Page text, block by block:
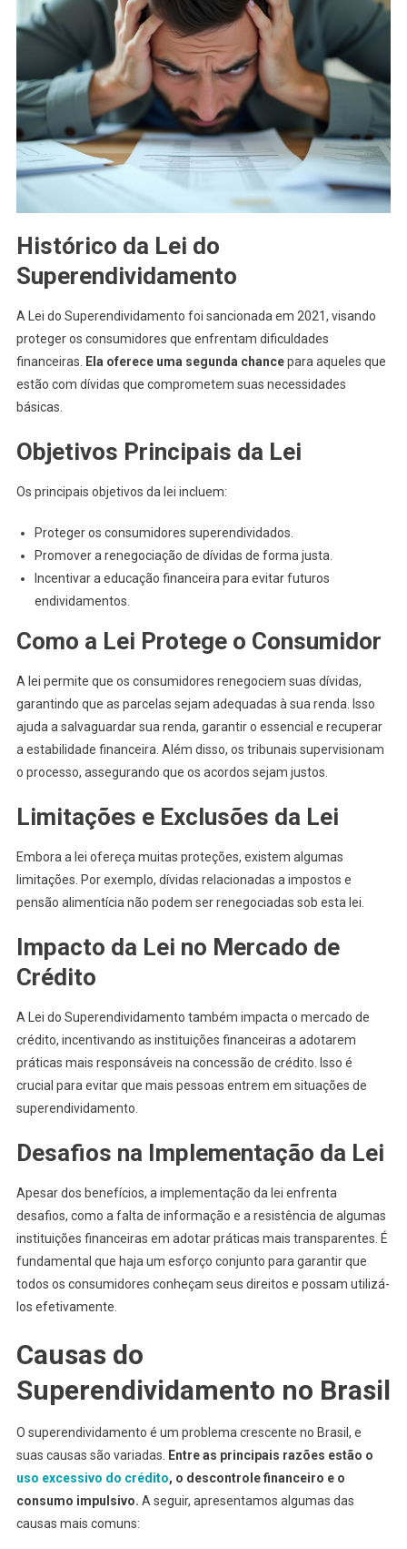
Histórico da Lei do
Superendividamento
A Lei do Superendividamento foi sancionada em 2021, visando
proteger os consumidores que enfrentam dificuldades
financeiras. Ela oferece uma segunda chancepara aqueles que
estão com dívidas que comprometem suas necessidades
básicas.
Objetivos Principais da Lei
Os principais objetivos da lei incluem:
Proteger os consumidores superendividados.
Promover a renegociação de dívidas de forma justa.
Incentivar a educação financeira para evitar futuros
endividamentos.
Como a Lei Protege o Consumidor
A lei permite que os consumidores renegociem suas dívidas,
garantindo que as parcelas sejam adequadas à sua renda. Isso
ajuda a salvaguardar sua renda, garantir o essencial e recuperar
a estabilidade financeira. Além disso, os tribunais supervisionam
o processo, assegurando que os acordos sejam justos.
Limitações e Exclusões da Lei
Embora a lei ofereça muitas proteções, existem algumas
limitações. Por exemplo, dívidas relacionadas a impostos e
pensão alimentícia não podem ser renegociadas sob esta lei.
Impacto da Lei no Mercado de
Crédito
A Lei do Superendividamento também impacta o mercado de
crédito, incentivando as instituições financeiras a adotarem
práticas mais responsáveis na concessão de crédito. Isso é
crucial para evitar que mais pessoas entrem em situações de
superendividamento.
Desafios na Implementação da Lei
Apesar dos benefícios, a implementação da lei enfrenta
desafios, como a falta de informação e a resistência de algumas
instituições financeiras em adotar práticas mais transparentes. É
fundamental que haja um esforço conjunto para garantir que
todos os consumidores conheçam seus direitos e possam utilizá-
los efetivamente.
Causas do
Superendividamento no Brasil
O superendividamento é um problema crescente no Brasil, e
suas causas são variadas. Entre as principais razões estão o
uso excessivo do crédito, o descontrole financeiro e o
consumo impulsivo. A seguir, apresentamos algumas das
causas mais comuns: